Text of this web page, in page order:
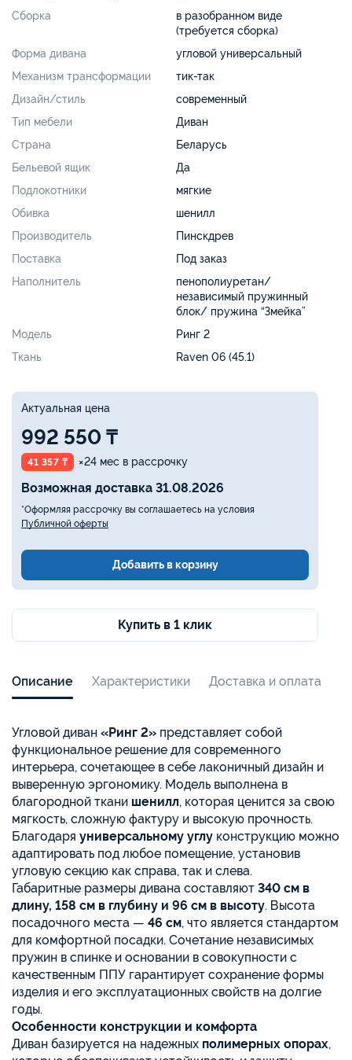
Сборка
в разобранном виде
(требуется сборка)
Форма дивана
угловой универсальный
Механизм трансформации
тик-так
Дизайн/стиль
современный
Тип мебели
Диван
Страна
Беларусь
Бельевой ящик
Да
Подлокотники
мягкие
Обивка
шенилл
Производитель
Пинскдрев
Поставка
Под заказ
Наполнитель
пенополиуретан/
независимый пружинный
блок/ пружина “Змейка”
Модель
Ринг 2
Ткань
Raven 06 (45.1)
Актуальная цена
992 550 ₸
41 357 ₸ ×24 мес в рассрочку
Возможная доставка 31.08.2026
*Оформляя рассрочку вы соглашаетесь на условия
Публичной оферты
Добавить в корзину
Купить в 1 клик
Описание Характеристики Доставка и оплата
Угловой диван «Ринг 2» представляет собой
функциональное решение для современного
интерьера, сочетающее в себе лаконичный дизайн и
выверенную эргономику. Модель выполнена в
благородной ткани шенилл, которая ценится за свою
мягкость, сложную фактуру и высокую прочность.
Благодаря универсальному углу конструкцию можно
адаптировать под любое помещение, установив
угловую секцию как справа, так и слева.
Габаритные размеры дивана составляют 340 см в
длину, 158 см в глубину и 96 см в высоту. Высота
посадочного места — 46 см, что является стандартом
для комфортной посадки. Сочетание независимых
пружин в спинке и основании в совокупности с
качественным ППУ гарантирует сохранение формы
изделия и его эксплуатационных свойств на долгие
годы.
Особенности конструкции и комфорта
Диван базируется на надежных полимерных опорах,